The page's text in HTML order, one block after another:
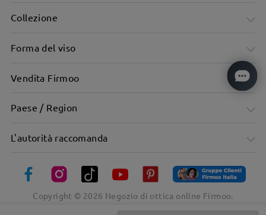
Collezione
Forma del viso
Vendita Firmoo
Paese / Region
L'autorità raccomanda
Copyright © 2026 Negozio di ottica online Firmoo.